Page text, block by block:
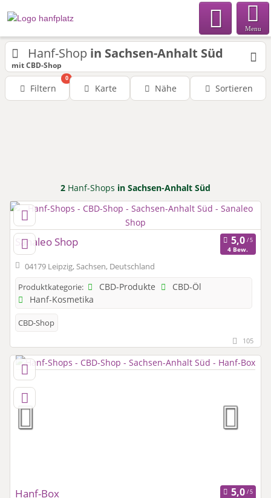
Menu
Hanf-Shop in Sachsen-Anhalt Süd
mit CBD-Shop
Filtern
0
Karte Nähe Sortieren
2 Hanf-Shops in Sachsen-Anhalt Süd
Sanaleo Shop
4 Bew.
04179 Leipzig, Sachsen, Deutschland
Produktkategorie:
CBD-Produkte
CBD-Öl
Hanf-Kosmetika
CBD-Shop
105
Hanf-Box